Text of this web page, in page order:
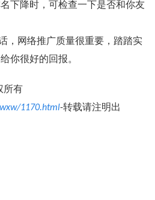
下降时，可检查一下是否和你友
，网络推广质量很重要，踏踏实
你很好的回报。
所有
1170.html-转载请注明出